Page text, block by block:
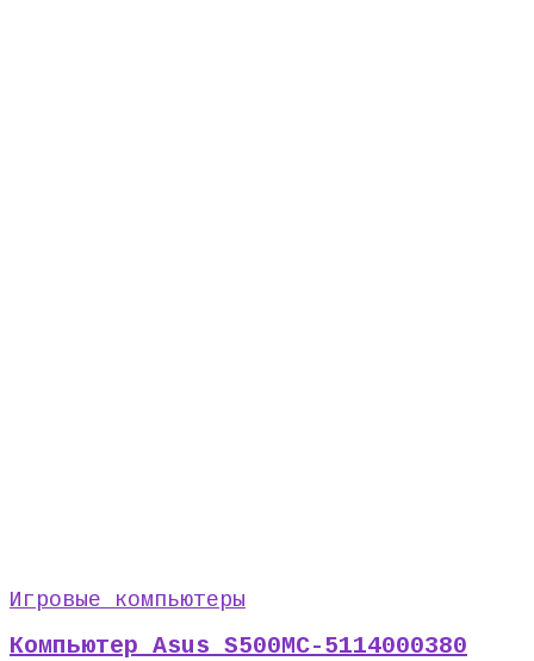
Игровые компьютеры
Компьютер Asus S500MC-5114000380